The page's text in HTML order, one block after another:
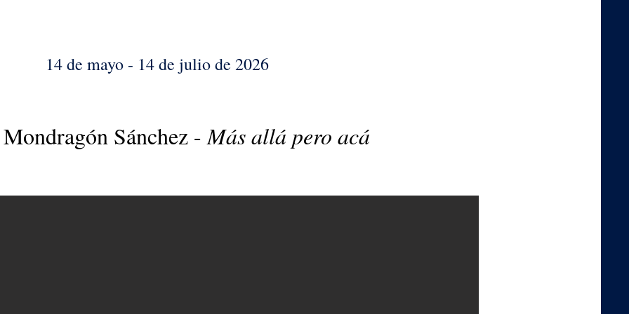
14 de mayo - 14 de julio de 2026
Sánchez -Más allá pero acá